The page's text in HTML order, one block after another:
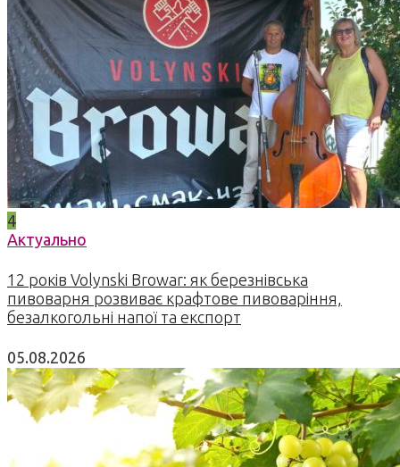
4
Актуально
12 років Volynski Browar: як березнівська
пивоварня розвиває крафтове пивоваріння,
безалкогольні напої та експорт
05.08.2026